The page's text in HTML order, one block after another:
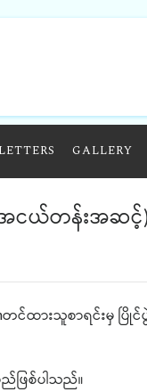
GALLERY
(အငယ်တန်း
တင်ထားသူစာရင်းမှ ပြို
ဖြစ်ပါသည်။